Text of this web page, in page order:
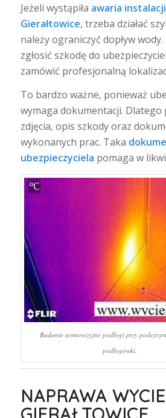
Jeżeli wystąpiła awaria
Gierałtowice, trzeba działać
należy ograniczyć dopływ
zgłosić szkodę do
zamówić profesjonalną
To bardzo ważne, ponieważ
wymaga dokumentacji.
zdjęcia, opis szkody oraz
wykonanych prac. Taka
ubezpieczyciela pomaga w
Badanie termowizyjne podłogi przy
podłogówki.
NAPRAWA